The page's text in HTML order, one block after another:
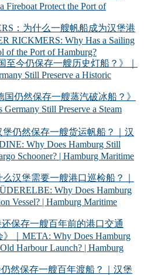
Fireboat Protect the Port of
：为什么一艘帆船成为汉堡港
RICKMERS: Why Has a Sailing
of the Port of Hamburg?
至今仍保存一艘历史灯船？》｜
Still Preserve a Historic
国仍然保存一艘蒸汽破冰船？》
Still Preserve a Steam
堡仍然保存一艘货运帆船？｜汉
Why Does Hamburg Still
Schooner? | Hamburg Maritime
么汉堡需要一艘港口巡检船？｜
Why Does Hamburg
Vessel? | Hamburg Maritime
还保存一艘百年前的港口交通
｜META: Why Does Hamburg
Harbour Launch? | Hamburg
然保存一艘百年渡船？｜汉堡